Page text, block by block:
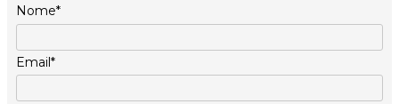
Nome*
Email*